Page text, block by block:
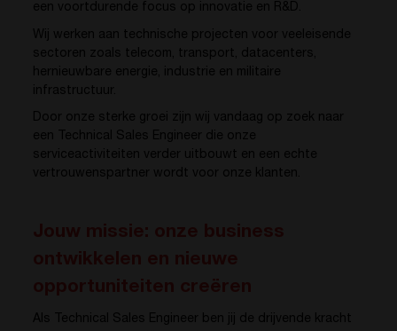
een voortdurende focus op innovatie en R&D.
Wij werken aan technische projecten voor veeleisende
sectoren zoals telecom, transport, datacenters,
hernieuwbare energie, industrie en militaire
infrastructuur.
Door onze sterke groei zijn wij vandaag op zoek naar
een Technical Sales Engineer die onze
serviceactiviteiten verder uitbouwt en een echte
vertrouwenspartner wordt voor onze klanten.
Als Technical Sales Engineer ben jij de drijvende kracht